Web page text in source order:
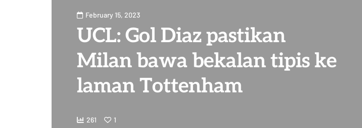
February 15, 2023
UCL: Gol Diaz pastikan
Milan bawa bekalan tipis ke
laman Tottenham
261 1